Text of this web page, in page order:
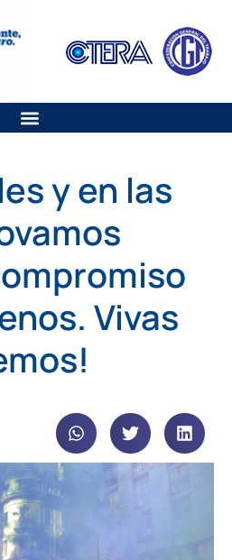
y en las
Vivas